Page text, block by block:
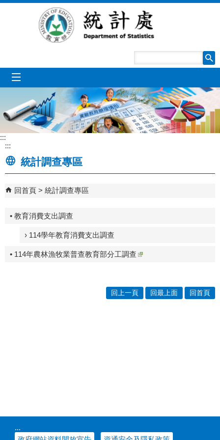
跳到主要內容區塊
:::
:::
統計調查專區
回首頁 統計調查專區
• 教育消費支出調查
› 114學年教育消費支出調查
• 114年農林漁牧業普查教育部分工調查
回上一頁 回最上面 回首頁
:::